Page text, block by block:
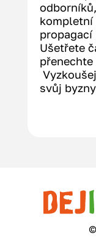
kompletní
propagací
Ušetřete
svůj